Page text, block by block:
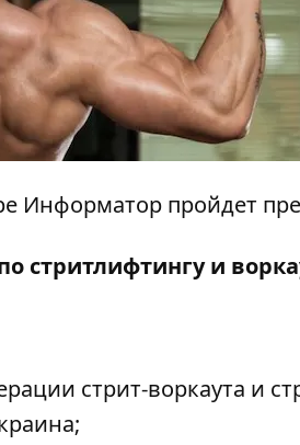
Информатор пройдет
стритлифтингу и
стрит-воркаута и